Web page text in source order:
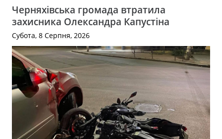
Черняхівська громада втратила
захисника Олександра Капустіна
Субота, 8 Серпня, 2026